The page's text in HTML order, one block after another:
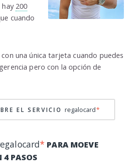
hay 200
cuando
una única tarjeta cuando puedes
pero con la opción de
EL SERVICIO regalocard*
* PARA MOEVE
4 PASOS